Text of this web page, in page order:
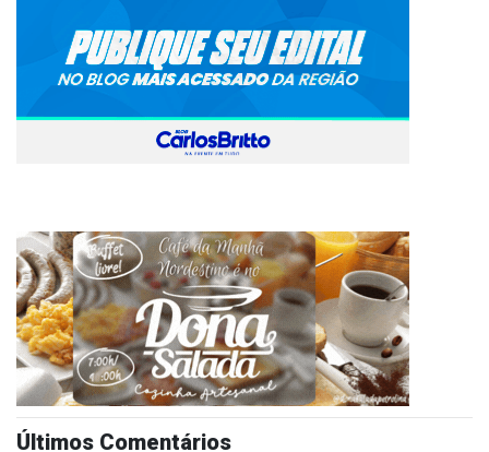
Últimos Comentários